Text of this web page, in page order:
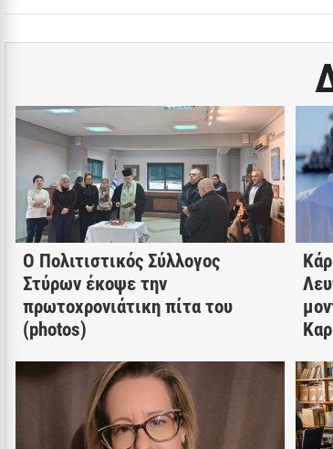
Ο Πολιτιστικός Σύλλογος
Στύρων έκοψε την
πρωτοχρονιάτικη πίτα του
(photos)